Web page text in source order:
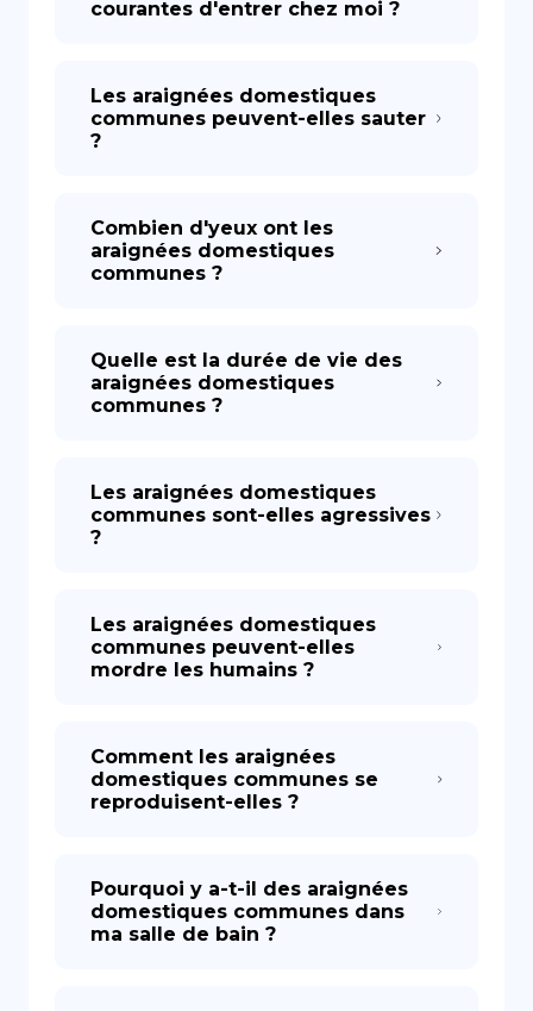
courantes d'entrer chez moi ?
Les araignées domestiques
communes peuvent-elles sauter
?
Combien d'yeux ont les
araignées domestiques
communes ?
Quelle est la durée de vie des
araignées domestiques
communes ?
Les araignées domestiques
communes sont-elles agressives
?
Les araignées domestiques
communes peuvent-elles
mordre les humains ?
Comment les araignées
domestiques communes se
reproduisent-elles ?
Pourquoi y a-t-il des araignées
domestiques communes dans
ma salle de bain ?